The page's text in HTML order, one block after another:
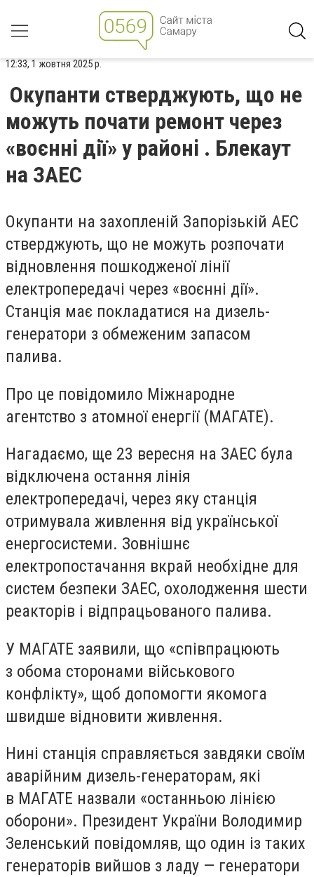
12:33, 1 жовтня 2025 р.
Окупанти стверджують, що не
можуть почати ремонт через
«воєнні дії» у районі . Блекаут
на ЗАЕС
Окупанти на захопленій Запорізькій АЕС
стверджують, що не можуть розпочати
відновлення пошкодженої лінії
електропередачі через «воєнні дії».
Станція має покладатися на дизель-
генератори з обмеженим запасом
палива.
Про це повідомило Міжнародне
агентство з атомної енергії (МАГАТЕ).
Нагадаємо, ще 23 вересня на ЗАЕС була
відключена остання лінія
електропередачі, через яку станція
отримувала живлення від української
енергосистеми. Зовнішнє
електропостачання вкрай необхідне для
систем безпеки ЗАЕС, охолодження шести
реакторів і відпрацьованого палива.
У МАГАТЕ заявили, що «співпрацюють
з обома сторонами військового
конфлікту», щоб допомогти якомога
швидше відновити живлення.
Нині станція справляється завдяки своїм
аварійним дизель-генераторам, які
в МАГАТЕ назвали «останньою лінією
оборони». Президент України Володимир
Зеленський повідомляв, що один із таких
генераторів вийшов з ладу — генератори